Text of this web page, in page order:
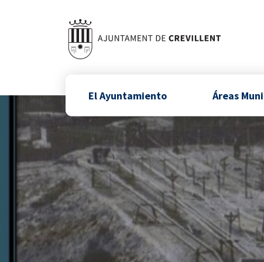
El Ayuntamiento Áreas